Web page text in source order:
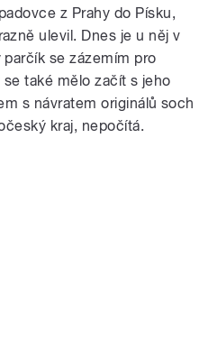
z Prahy do Písku,
ulevil. Dnes je u něj v
se zázemím pro
také mělo začít s jeho
s návratem originálů soch
kraj, nepočítá.